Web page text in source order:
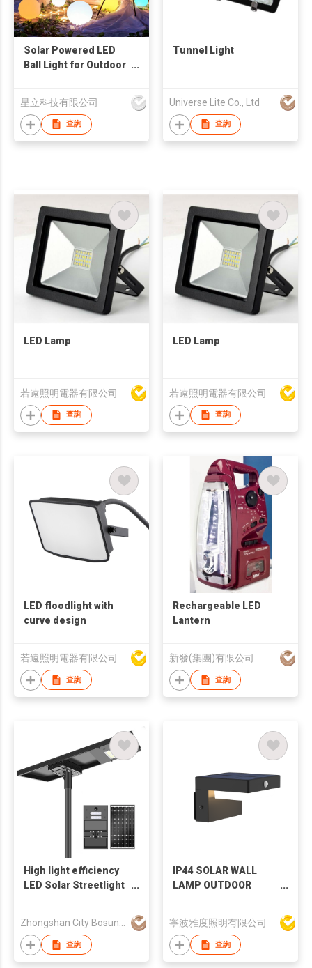
Solar Powered LED
Ball Light for Outdoor
星立科技有限公司
查詢
Tunnel Light
Universe Lite Co., Ltd
查詢
LED Lamp
若遠照明電器有限公司
查詢
LED Lamp
若遠照明電器有限公司
查詢
LED floodlight with
curve design
若遠照明電器有限公司
查詢
Rechargeable LED
Lantern
新發(集團)有限公司
查詢
High light efficiency
LED Solar Streetlight
Series
Zhongshan City Bosunlighting Electric Appliances Co.,Ltd.
查詢
IP44 SOLAR WALL
LAMP OUTDOOR
寧波雅度照明有限公司
查詢